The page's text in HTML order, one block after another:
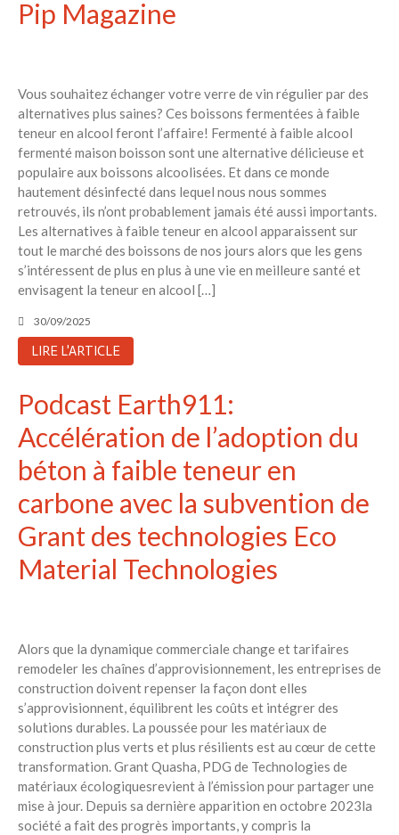
Pip Magazine
Vous souhaitez échanger votre verre de vin régulier par des
alternatives plus saines? Ces boissons fermentées à faible
teneur en alcool feront l’affaire! Fermenté à faible alcool
fermenté maison boisson sont une alternative délicieuse et
populaire aux boissons alcoolisées. Et dans ce monde
hautement désinfecté dans lequel nous nous sommes
retrouvés, ils n’ont probablement jamais été aussi importants.
Les alternatives à faible teneur en alcool apparaissent sur
tout le marché des boissons de nos jours alors que les gens
s’intéressent de plus en plus à une vie en meilleure santé et
envisagent la teneur en alcool […]
30/09/2025
LIRE L'ARTICLE
Podcast Earth911:
Accélération de l’adoption du
béton à faible teneur en
carbone avec la subvention de
Grant des technologies Eco
Material Technologies
Alors que la dynamique commerciale change et tarifaires
remodeler les chaînes d’approvisionnement, les entreprises de
construction doivent repenser la façon dont elles
s’approvisionnent, équilibrent les coûts et intégrer des
solutions durables. La poussée pour les matériaux de
construction plus verts et plus résilients est au cœur de cette
transformation. Grant Quasha, PDG de Technologies de
matériaux écologiquesrevient à l’émission pour partager une
mise à jour. Depuis sa dernière apparition en octobre 2023la
société a fait des progrès importants, y compris la